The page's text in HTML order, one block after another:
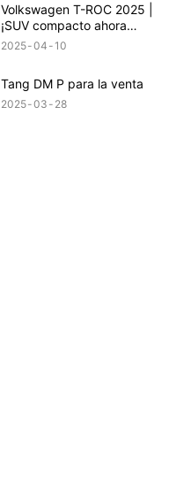
Volkswagen T-ROC 2025 |
¡SUV compacto ahora
disponible! | Enviar y
2025 04 10
Tang DM P para la venta
2025 03 28